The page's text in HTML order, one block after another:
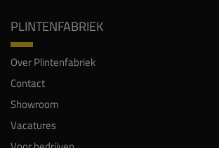
PLINTENFABRIEK
Over Plintenfabriek
Contact
Showroom
Vacatures